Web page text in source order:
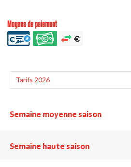
Moyens de paiement
Semaine moyenne saison
Semaine haute saison